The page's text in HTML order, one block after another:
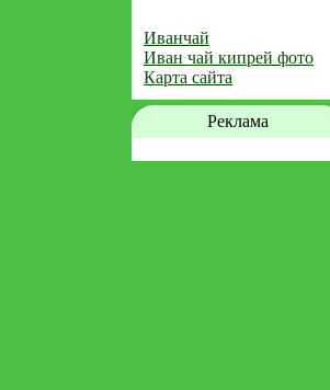
Иванчай
Иван чай кипрей фото
Карта сайта
Реклама